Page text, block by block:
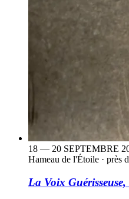
18 — 20 SEPTEMBRE
Hameau de l'Étoile · près
La Voix